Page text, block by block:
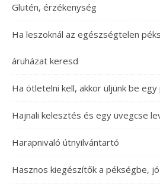
Glutén, érzékenység
Ha leszoknál az egészségtelen
áruházat keresd
Ha ötletelni kell, akkor üljünk be
Hajnali kelesztés és egy üvegcse
Harapnivaló útnyilvántartó
Hasznos kiegészítők a pékségbe,